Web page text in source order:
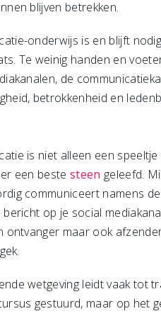
blijven betrekken.
onderwijs is en blijft
Te weinig handen en
de
betrokkenheid en
is niet alleen een
een bestesteen geleefd.
communiceert namens
bericht op je social
ontvanger maar ook
wetgeving leidt vaak tot
gestuurd, maar op het